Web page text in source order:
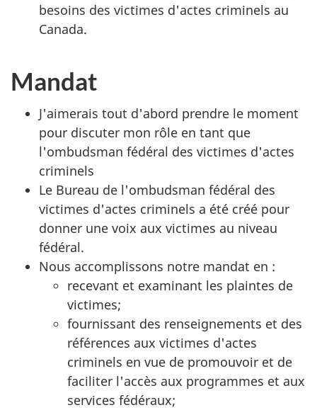
besoins des victimes d'actes criminels au
Canada.
Mandat
J'aimerais tout d'abord prendre le moment
pour discuter mon rôle en tant que
l'ombudsman fédéral des victimes d'actes
criminels
Le Bureau de l'ombudsman fédéral des
victimes d'actes criminels a été créé pour
donner une voix aux victimes au niveau
fédéral.
Nous accomplissons notre mandat en :
recevant et examinant les plaintes de
victimes;
fournissant des renseignements et des
références aux victimes d'actes
criminels en vue de promouvoir et de
faciliter l'accès aux programmes et aux
services fédéraux;